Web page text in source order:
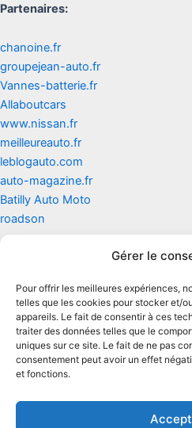
Gérer le
Pour offrir les meilleures expériences,
telles que les cookies pour stocker et/
appareils. Le fait de consentir à ces
traiter des données telles que le
uniques sur ce site. Le fait de ne pas
consentement peut avoir un effet
et fonctions.
Partenaires:
chanoine.fr
groupejean-auto.fr
Vannes-batterie.fr
Allaboutcars
www.nissan.fr
meilleureauto.fr
leblogauto.com
auto-magazine.fr
Batilly Auto Moto
roadson
Mentions légales
Conditions générales d'utilisation
Conditions générales de vente
Politique de cookies